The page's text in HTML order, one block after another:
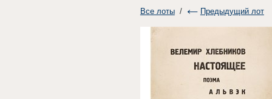
Все лоты/ Предыдущий лот